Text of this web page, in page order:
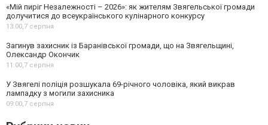
«Мій пиріг Незалежності – 2026»: як жителям Звягельської громади
долучитися до всеукраїнського кулінарного конкурсу
13:00, 7 серпня
Загинув захисник із Баранівської громади, що на Звягельщині,
Олександр Окончик
11:00, 7 серпня
У Звягелі поліція розшукала 69-річного чоловіка, який викрав
лампадку з могили захисника
09:00, 7 серпня